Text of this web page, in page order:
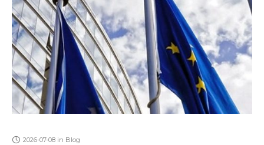
2026-07-08 in Blog